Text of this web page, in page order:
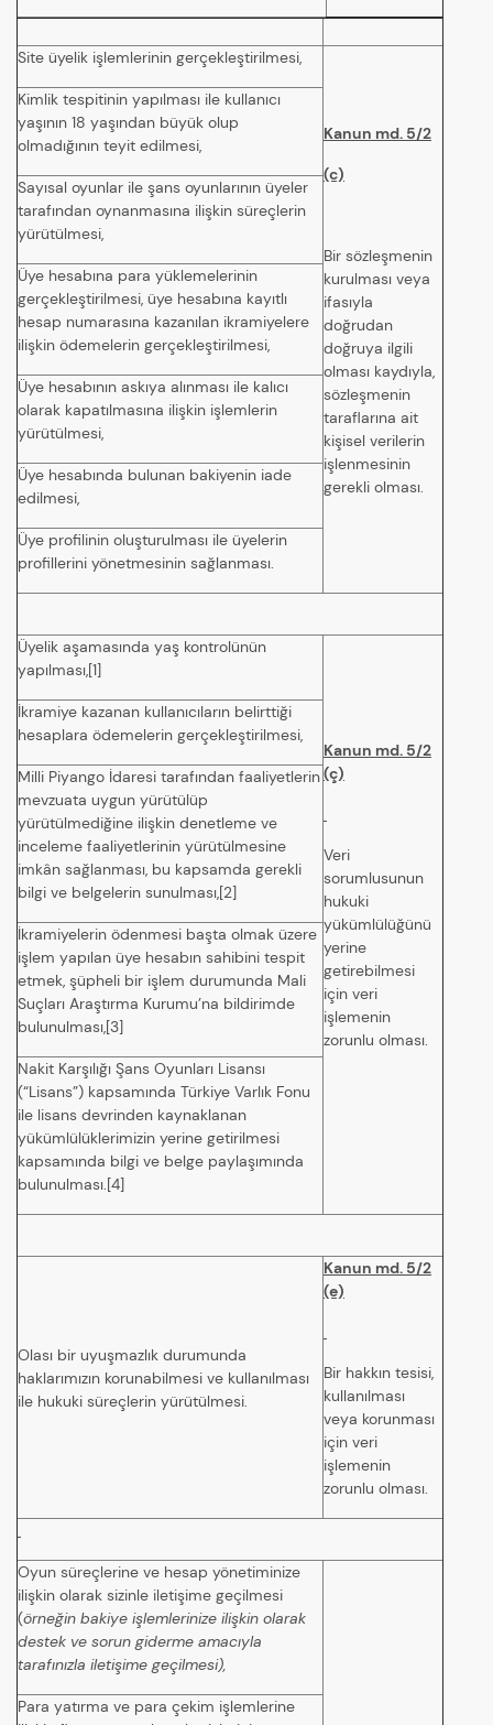
Site üyelik işlemlerinin gerçekleştirilmesi,
Kanun md. 5/2
(c)
Bir sözleşmenin
kurulması veya
ifasıyla
doğrudan
doğruya ilgili
olması kaydıyla,
sözleşmenin
taraflarına ait
kişisel verilerin
işlenmesinin
gerekli olması.
Kimlik tespitinin yapılması ile kullanıcı
yaşının 18 yaşından büyük olup
olmadığının teyit edilmesi,
Sayısal oyunlar ile şans oyunlarının üyeler
tarafından oynanmasına ilişkin süreçlerin
yürütülmesi,
Üye hesabına para yüklemelerinin
gerçekleştirilmesi, üye hesabına kayıtlı
hesap numarasına kazanılan ikramiyelere
ilişkin ödemelerin gerçekleştirilmesi,
Üye hesabının askıya alınması ile kalıcı
olarak kapatılmasına ilişkin işlemlerin
yürütülmesi,
Üye hesabında bulunan bakiyenin iade
edilmesi,
Üye profilinin oluşturulması ile üyelerin
profillerini yönetmesinin sağlanması.
Üyelik aşamasında yaş kontrolünün
yapılması,[1]
Kanun md. 5/2
(ç)
Veri
sorumlusunun
hukuki
yükümlülüğünü
yerine
getirebilmesi
için veri
işlemenin
zorunlu olması.
İkramiye kazanan kullanıcıların belirttiği
hesaplara ödemelerin gerçekleştirilmesi,
Milli Piyango İdaresi tarafından faaliyetlerin
mevzuata uygun yürütülüp
yürütülmediğine ilişkin denetleme ve
inceleme faaliyetlerinin yürütülmesine
imkân sağlanması, bu kapsamda gerekli
bilgi ve belgelerin sunulması,[2]
İkramiyelerin ödenmesi başta olmak üzere
işlem yapılan üye hesabın sahibini tespit
etmek, şüpheli bir işlem durumunda Mali
Suçları Araştırma Kurumu’na bildirimde
bulunulması,[3]
Nakit Karşılığı Şans Oyunları Lisansı
(“Lisans”) kapsamında Türkiye Varlık Fonu
ile lisans devrinden kaynaklanan
yükümlülüklerimizin yerine getirilmesi
kapsamında bilgi ve belge paylaşımında
bulunulması.[4]
Olası bir uyuşmazlık durumunda
haklarımızın korunabilmesi ve kullanılması
ile hukuki süreçlerin yürütülmesi.
Kanun md. 5/2
(e)
Bir hakkın tesisi,
kullanılması
veya korunması
için veri
işlemenin
zorunlu olması.
Oyun süreçlerine ve hesap yönetiminize
ilişkin olarak sizinle iletişime geçilmesi
(örneğin bakiye işlemlerinize ilişkin olarak
destek ve sorun giderme amacıyla
tarafınızla iletişime geçilmesi),
Para yatırma ve para çekim işlemlerine